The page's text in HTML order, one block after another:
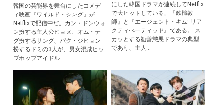
韓国の芸能界を舞台にしたコメデ
ィ映画『ワイルド・シング』が
Netflixで配信中だ。カン・ドンウォ
ン扮する主人公ヒョヌ、オム・テ
グ扮するサング、パク・ジヒョン
扮するドミの3人が、男女混成ヒッ
プホップアイドル...
にした韓国ドラマが連続してNetflix
で大ヒットしている。『鉄槌教
師』と『エージェント・キム: リア
クティべーティッド』である。 ス
カッとする勧善懲悪ドラマの典型
であり、主人...